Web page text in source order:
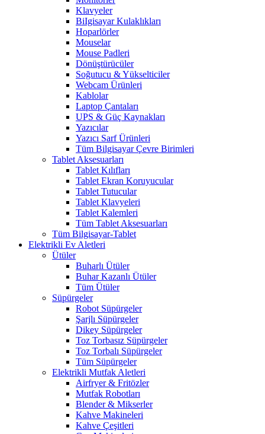
Klavyeler
BiIgisayar Kulaklıkları
Hoparlörler
Mouselar
Mouse Padleri
Dönüştürücüler
Soğutucu & Yükselticiler
Webcam Ürünleri
Kablolar
Laptop Çantaları
UPS & Güç Kaynakları
Yazıcılar
Yazıcı Sarf Ürünleri
Tüm Bilgisayar Çevre Birimleri
Tablet Aksesuarları
Tablet Kılıfları
Tablet Ekran Koruyucular
Tablet Tutucular
Tablet Klavyeleri
Tablet Kalemleri
Tüm Tablet Aksesuarları
Tüm Bilgisayar-Tablet
Elektrikli Ev Aletleri
Ütüler
Buharlı Ütüler
Buhar Kazanlı Ütüler
Tüm Ütüler
Süpürgeler
Robot Süpürgeler
Şarjlı Süpürgeler
Dikey Süpürgeler
Toz Torbasız Süpürgeler
Toz Torbalı Süpürgeler
Tüm Süpürgeler
Elektrikli Mutfak Aletleri
Airfryer & Fritözler
Mutfak Robotları
Blender & Mikserler
Kahve Makineleri
Kahve Çeşitleri